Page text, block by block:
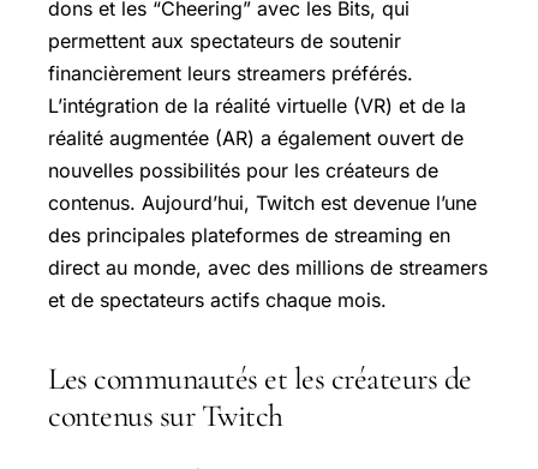
dons et les “Cheering” avec les Bits, qui
permettent aux spectateurs de soutenir
financièrement leurs streamers préférés.
L’intégration de la réalité virtuelle (VR) et de la
réalité augmentée (AR) a également ouvert de
nouvelles possibilités pour les créateurs de
contenus. Aujourd’hui, Twitch est devenue l’une
des principales plateformes de streaming en
direct au monde, avec des millions de streamers
et de spectateurs actifs chaque mois.
Les communautés et les créateurs de
contenus sur Twitch